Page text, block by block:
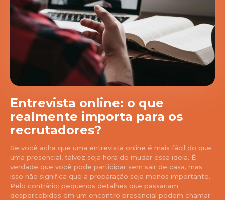
Entrevista online: o que
realmente importa para os
recrutadores?
Se você acha que uma entrevista online é mais fácil do que
uma presencial, talvez seja hora de mudar essa ideia. É
verdade que você pode participar sem sair de casa, mas
isso não significa que a preparação seja menos importante.
Pelo contrário: pequenos detalhes que passariam
despercebidos em um encontro presencial podem chamar